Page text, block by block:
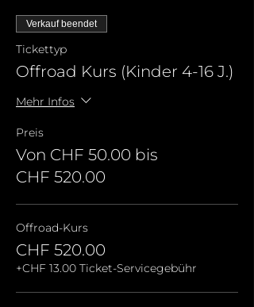
Verkauf beendet
Tickettyp
Offroad Kurs (Kinder 4-16 J.)
Mehr Infos
Preis
Von CHF 50.00 bis
CHF 520.00
Offroad-Kurs
CHF 520.00
+CHF 13.00 Ticket-Servicegebühr